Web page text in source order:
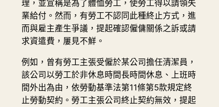
理，並宣稱是為了體恤勞工，使勞工得以請領失
業給付。然而，有勞工不認同此種終止方式，進
而與雇主產生爭議，提起確認僱傭關係之訴或請
求資遣費，屢見不鮮。
例如，曾有勞工主張受僱於某公司擔任清潔員，
該公司以勞工於非休息時間長時間休息、上班時
間外出為由，依勞動基準法第11條第5款規定終
止勞動契約。勞工主張公司終止契約無效，提起